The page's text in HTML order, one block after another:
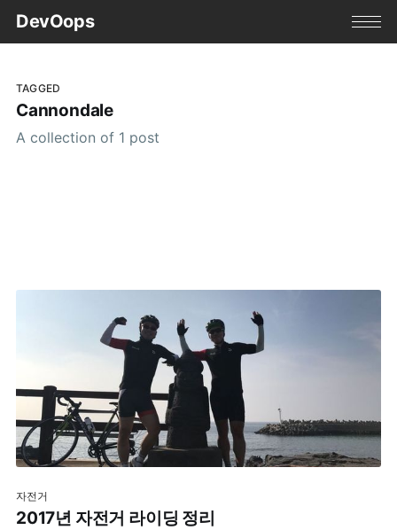
DevOops
TAGGED
Cannondale
A collection of 1 post
자전거
2017년 자전거 라이딩 정리